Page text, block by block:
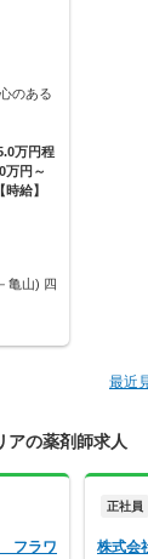
のある
万円程
万円～
給】
亀山) 四
最近
アの薬剤師求人
フラワ
正社員
株式会